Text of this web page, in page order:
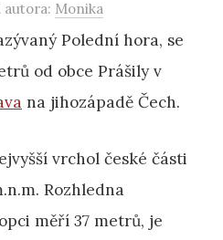
autora: Monika
Polední hora, se
od obce Prášily v
na jihozápadě Čech.
vrchol české části
Rozhledna
měří 37 metrů, je